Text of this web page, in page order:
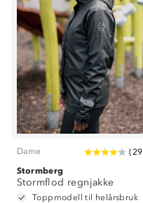
Dame (29
Stormberg
Stormflod regnjakke
Toppmodell til helårsbruk